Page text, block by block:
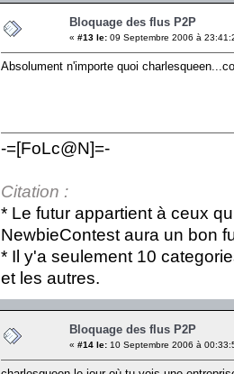
Bloquage des flus P2P
« #13 le: 09 Septembre 2006 à
Absolument n'importe quoi
-=[FoLc@N]=-
Citation :
* Le futur appartient à ceux
NewbieContest aura un bon
* Il y'a seulement 10
et les autres.
Bloquage des flus P2P
« #14 le: 10 Septembre 2006 à